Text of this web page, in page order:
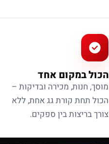
הכול במקום אחד
מוסך, חנות, מכירה ובדיקות –
הכול תחת קורת גג אחת, ללא
צורך בריצות בין ספקים.